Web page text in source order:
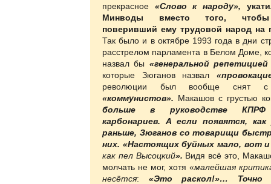
прекрасное «Слово к народу»,
Минводы вместо того, чтобы
поверивший ему трудовой народ на
Так было и в октябре 1993 года в дни
расстрелом парламента в Белом Доме,
назвал бы «генеральной
которые Зюганов назвал
революции был вообще снят с
«коммунистов». Макашов с грустью
больше в руководстве КПРФ
карбонариев. А если появятся, как
раньше, Зюганов со товарищи
них. «Настоящих буйных мало, вот и
как пел Высоцкий». Видя всё это,
молчать не мог, хотя «малейшая
несётся: «Это раскол!»…